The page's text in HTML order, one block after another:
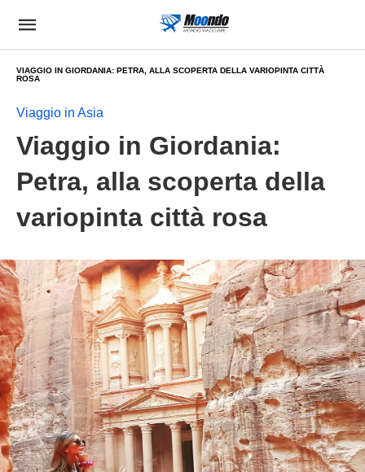
VIAGGIO IN GIORDANIA: PETRA, ALLA SCOPERTA DELLA VARIOPINTA CITTÀ
ROSA
Viaggio in Asia
Viaggio in Giordania:
Petra, alla scoperta della
variopinta città rosa